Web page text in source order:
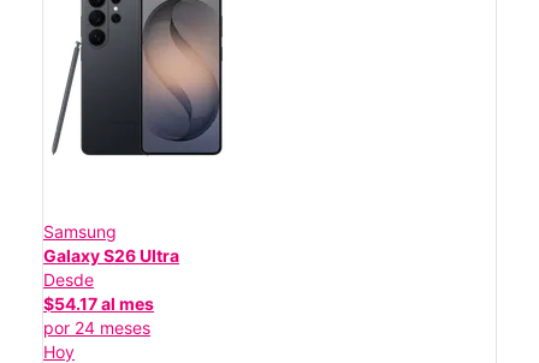
Samsung
Galaxy S26 Ultra
Desde
$54.17 al mes
por 24 meses
Hoy